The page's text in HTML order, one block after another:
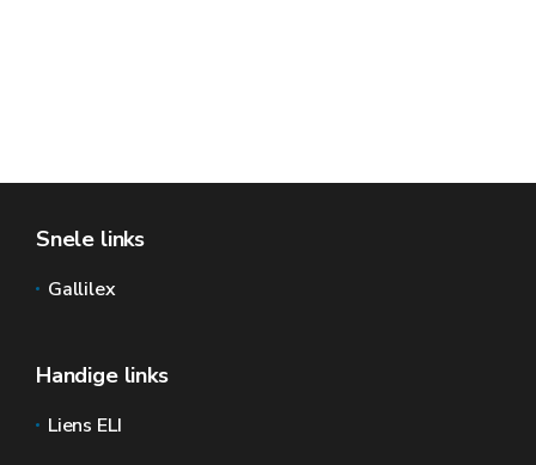
Snele links
Gallilex
Handige links
Liens ELI